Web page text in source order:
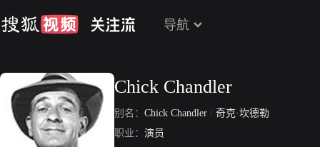
导航
Chick Chandler
别名： Chick Chandler / 奇克·坎德勒
职业： 演员